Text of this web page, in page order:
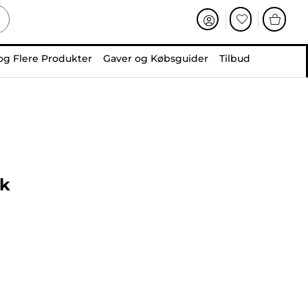
Flere Produkter Gaver og Købsguider Tilbud